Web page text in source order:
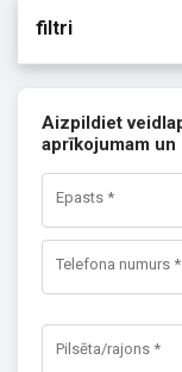
filtri
Aizpildiet
aprīkojumam un